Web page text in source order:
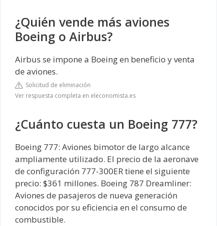
¿Quién vende más aviones
Boeing o Airbus?
Airbus se impone a Boeing en beneficio y venta
de aviones.
Solicitud de eliminación
Ver respuesta completa en eleconomista.es
¿Cuánto cuesta un Boeing 777?
Boeing 777: Aviones bimotor de largo alcance
ampliamente utilizado. El precio de la aeronave
de configuración 777-300ER tiene el siguiente
precio: $361 millones. Boeing 787 Dreamliner:
Aviones de pasajeros de nueva generación
conocidos por su eficiencia en el consumo de
combustible.